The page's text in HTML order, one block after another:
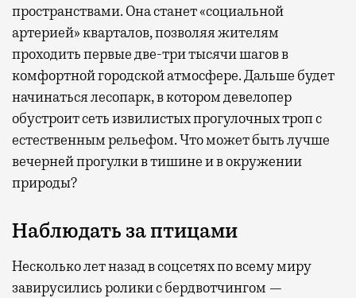
пространствами. Она станет «социальной
артерией» кварталов, позволяя жителям
проходить первые две-три тысячи шагов в
комфортной городской атмосфере. Дальше будет
начинаться лесопарк, в котором девелопер
обустроит сеть извилистых прогулочных троп с
естественным рельефом. Что может быть лучше
вечерней прогулки в тишине и в окружении
природы?
Наблюдать за птицами
Несколько лет назад в соцсетях по всему миру
завирусились ролики с бердвотчингом —